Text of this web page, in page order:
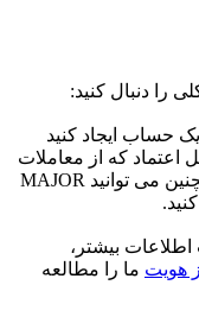
اعتماد که از معاملات
MAJOR پشتیبانی می کند، شروع کنید. همچنین می توانید MAJOR
بیشتر،
ما را مطالعه